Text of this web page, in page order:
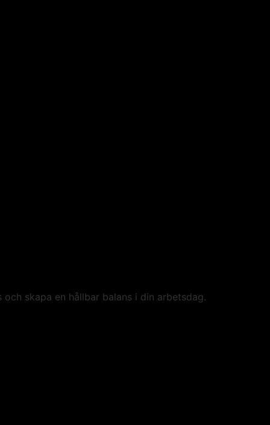
skapa en hållbar balans i din arbetsdag.